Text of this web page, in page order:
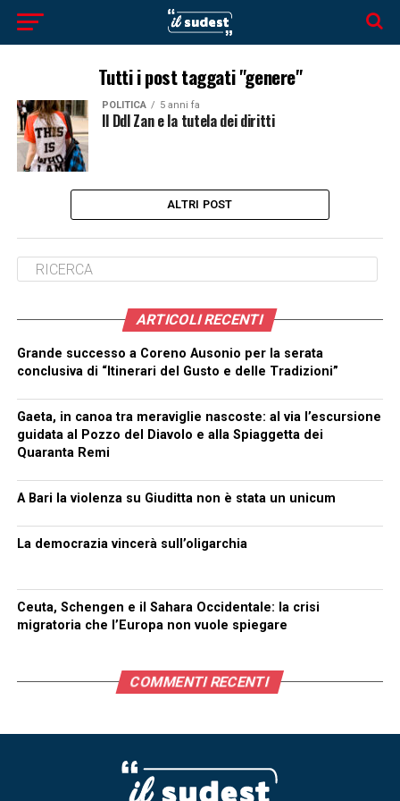
Tutti i post taggati "genere"
POLITICA 5 anni fa
Il Ddl Zan e la tutela dei diritti
ALTRI POST
ARTICOLI RECENTI
Grande successo a Coreno Ausonio per la serata
conclusiva di “Itinerari del Gusto e delle Tradizioni”
Gaeta, in canoa tra meraviglie nascoste: al via l’escursione
guidata al Pozzo del Diavolo e alla Spiaggetta dei
Quaranta Remi
A Bari la violenza su Giuditta non è stata un unicum
La democrazia vincerà sull’oligarchia
Ceuta, Schengen e il Sahara Occidentale: la crisi
migratoria che l’Europa non vuole spiegare
COMMENTI RECENTI